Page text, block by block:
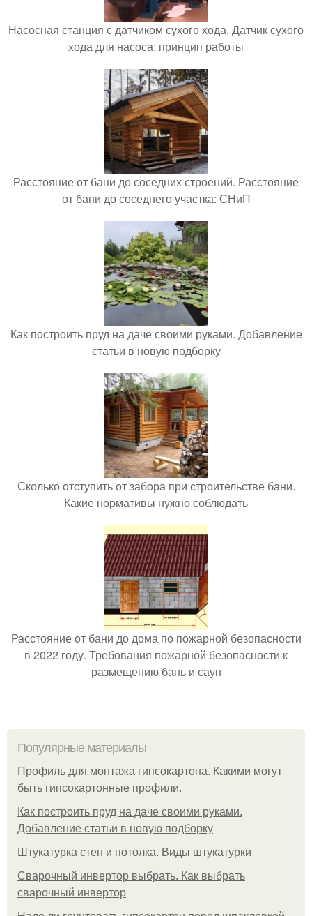
Насосная станция с датчиком сухого хода. Датчик сухого
хода для насоса: принцип работы
Расстояние от бани до соседних строений. Расстояние
от бани до соседнего участка: СНиП
Как построить пруд на даче своими руками. Добавление
статьи в новую подборку
Сколько отступить от забора при строительстве бани.
Какие нормативы нужно соблюдать
Расстояние от бани до дома по пожарной безопасности
в 2022 году. Требования пожарной безопасности к
размещению бань и саун
Популярные материалы
Профиль для монтажа гипсокартона. Какими могут
быть гипсокартонные профили.
Как построить пруд на даче своими руками.
Добавление статьи в новую подборку
Штукатурка стен и потолка. Виды штукатурки
Сварочный инвертор выбрать. Как выбрать
сварочный инвертор